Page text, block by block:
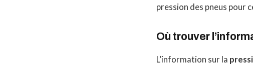
pression des pneus pour
Où trouver
L’information sur la